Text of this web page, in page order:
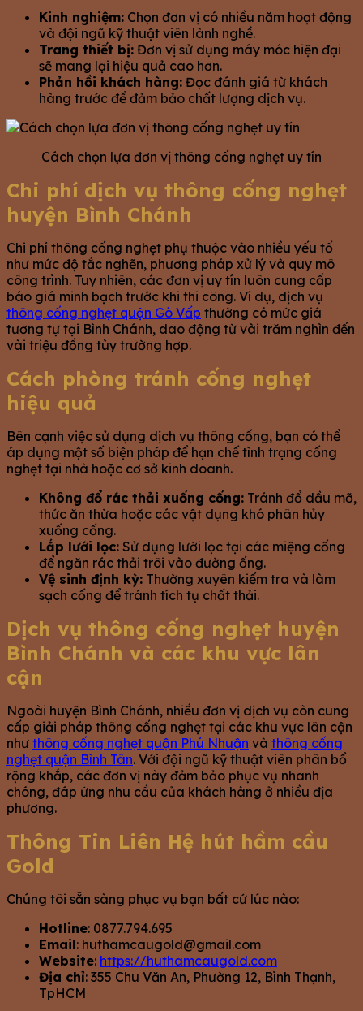
Kinh nghiệm: Chọn đơn vị có nhiều năm hoạt động
và đội ngũ kỹ thuật viên lành nghề.
Trang thiết bị: Đơn vị sử dụng máy móc hiện đại
sẽ mang lại hiệu quả cao hơn.
Phản hồi khách hàng: Đọc đánh giá từ khách
hàng trước để đảm bảo chất lượng dịch vụ.
Cách chọn lựa đơn vị thông cống nghẹt uy tín
Chi phí dịch vụ thông cống nghẹt
huyện Bình Chánh
Chi phí thông cống nghẹt phụ thuộc vào nhiều yếu tố
như mức độ tắc nghẽn, phương pháp xử lý và quy mô
công trình. Tuy nhiên, các đơn vị uy tín luôn cung cấp
báo giá minh bạch trước khi thi công. Ví dụ, dịch vụ
thông cống nghẹt quận Gò Vấp thường có mức giá
tương tự tại Bình Chánh, dao động từ vài trăm nghìn đến
vài triệu đồng tùy trường hợp.
Cách phòng tránh cống nghẹt
hiệu quả
Bên cạnh việc sử dụng dịch vụ thông cống, bạn có thể
áp dụng một số biện pháp để hạn chế tình trạng cống
nghẹt tại nhà hoặc cơ sở kinh doanh.
Không đổ rác thải xuống cống: Tránh đổ dầu mỡ,
thức ăn thừa hoặc các vật dụng khó phân hủy
xuống cống.
Lắp lưới lọc: Sử dụng lưới lọc tại các miệng cống
để ngăn rác thải trôi vào đường ống.
Vệ sinh định kỳ: Thường xuyên kiểm tra và làm
sạch cống để tránh tích tụ chất thải.
Dịch vụ thông cống nghẹt huyện
Bình Chánh và các khu vực lân
cận
Ngoài huyện Bình Chánh, nhiều đơn vị dịch vụ còn cung
cấp giải pháp thông cống nghẹt tại các khu vực lân cận
như thông cống nghẹt quận Phú Nhuận và thông cống
nghẹt quận Bình Tân. Với đội ngũ kỹ thuật viên phân bổ
rộng khắp, các đơn vị này đảm bảo phục vụ nhanh
chóng, đáp ứng nhu cầu của khách hàng ở nhiều địa
phương.
Thông Tin Liên Hệ hút hầm cầu
Gold
Chúng tôi sẵn sàng phục vụ bạn bất cứ lúc nào:
Hotline: 0877.794.695
Email: huthamcaugold@gmail.com
Website: https://huthamcaugold.com
Địa chỉ: 355 Chu Văn An, Phường 12, Bình Thạnh,
TpHCM